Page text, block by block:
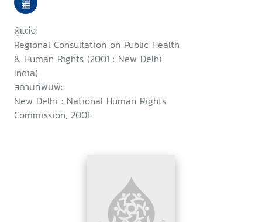
ผู้แต่ง:
Regional Consultation on Public Health
& Human Rights (2001 : New Delhi,
India)
สถานที่พิมพ์:
New Delhi : National Human Rights
Commission, 2001.